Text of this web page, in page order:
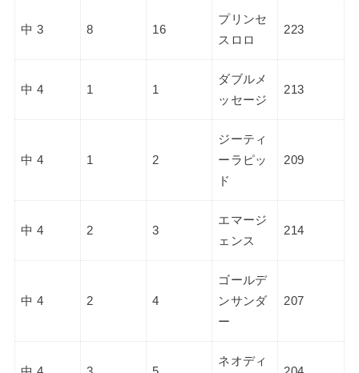
中 3 8 16
プリンセ
スロロ
223
中 4 1 1
ダブルメ
ッセージ
213
中 4 1 2
ジーティ
ーラピッ
ド
209
中 4 2 3
エマージ
ェンス
214
中 4 2 4
ゴールデ
ンサンダ
ー
207
ネオディ